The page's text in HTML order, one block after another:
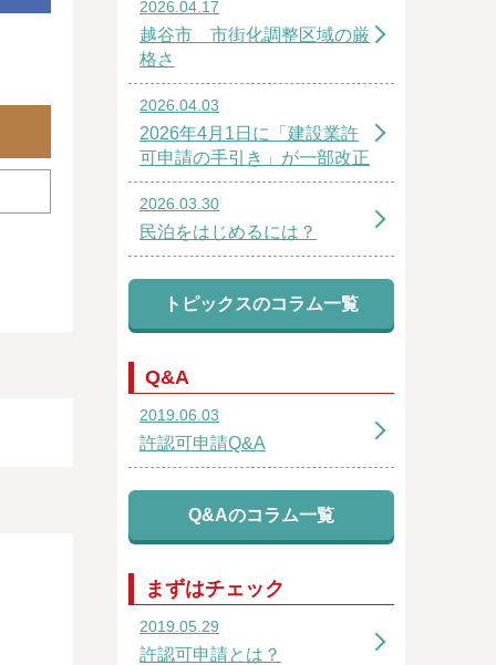
2026.04.17
越谷市 市街化調整区域の厳
格さ
2026.04.03
2026年4月1日に「建設業許
可申請の手引き」が一部改正
2026.03.30
民泊をはじめるには？
トピックスのコラム一覧
Q&A
2019.06.03
許認可申請Q&A
Q&Aのコラム一覧
まずはチェック
2019.05.29
許認可申請とは？